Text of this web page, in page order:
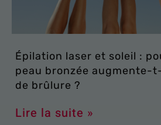
Épilation laser et soleil :
peau bronzée augmente-
de brûlure ?
Lire la suite »